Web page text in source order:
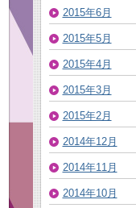
2015年6月
2015年5月
2015年4月
2015年3月
2015年2月
2014年12月
2014年11月
2014年10月